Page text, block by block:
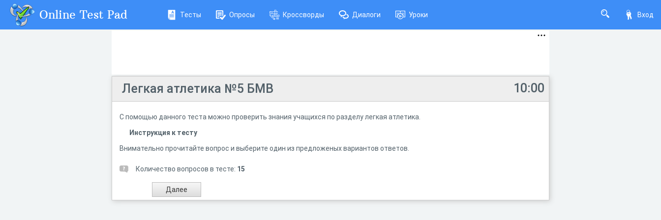
Вход
Online Test Pad Тесты Опросы Кроссворды Диалоги Уроки
10:00
Легкая атлетика №5 БМВ
С помощью данного теста можно проверить знания учащихся по разделу легкая атлетика.
Инструкция к тесту
Внимательно прочитайте вопрос и выберите один из предложеных вариантов ответов.
Количество вопросов в тесте: 15